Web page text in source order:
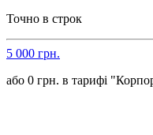
Точно в строк
5 000 грн.
або 0 грн. в тарифі